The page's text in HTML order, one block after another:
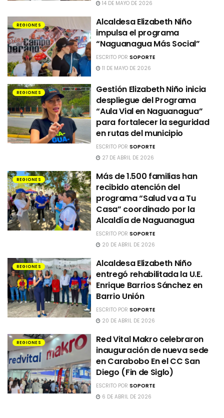
14 DE MAYO DE 2026
REGIONES
Alcaldesa Elizabeth Niño
impulsa el programa
“Naguanagua Más Social”
ESCRITO PORSOPORTE
11 DE MAYO DE 2026
REGIONES
Gestión Elizabeth Niño inicia
despliegue del Programa
“Aula Vial en Naguanagua”
para fortalecer la seguridad
en rutas del municipio
ESCRITO PORSOPORTE
27 DE ABRIL DE 2026
REGIONES
Más de 1.500 familias han
recibido atención del
programa “Salud va a Tu
Casa” coordinado por la
Alcaldía de Naguanagua
ESCRITO PORSOPORTE
20 DE ABRIL DE 2026
REGIONES
Alcaldesa Elizabeth Niño
entregó rehabilitada la U.E.
Enrique Barrios Sánchez en
Barrio Unión
ESCRITO PORSOPORTE
20 DE ABRIL DE 2026
REGIONES
Red Vital Makro celebraron
inauguración de nueva sede
en Carabobo En el CC San
Diego (Fin de Siglo)
ESCRITO PORSOPORTE
6 DE ABRIL DE 2026